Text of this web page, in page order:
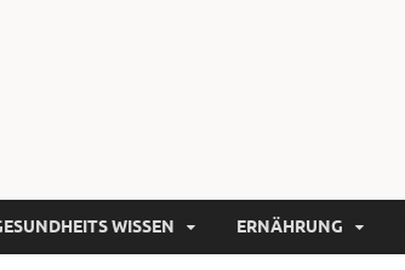
WISSEN ERNÄHRUNG